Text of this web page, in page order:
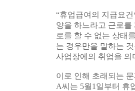
“휴업급여의 지급요
양을 하느라고 근로
로를 할 수 없는 상태
는 경우만을 말하는
사업장에의 취업을
이로 인해 초래되는
A씨는 5월1일부터 휴